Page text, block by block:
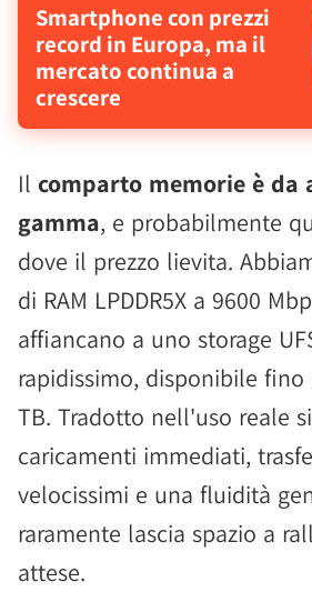
Smartphone con prezzi
record in Europa, ma il
mercato continua a
crescere
Il comparto memorie è da
gamma, e probabilmente
dove il prezzo lievita.
di RAM LPDDR5X a 9600
affiancano a uno storage
rapidissimo, disponibile
TB. Tradotto nell'uso reale
caricamenti immediati,
velocissimi e una fluidità
raramente lascia spazio a
attese.